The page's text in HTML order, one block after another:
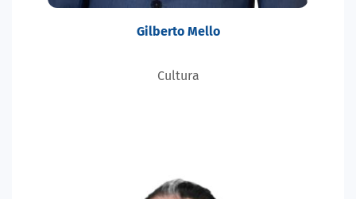
Gilberto Mello
Cultura